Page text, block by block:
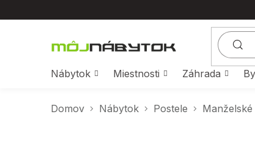
na
Nábytok
Miestnosti Záhrada
Domov Nábytok Postele